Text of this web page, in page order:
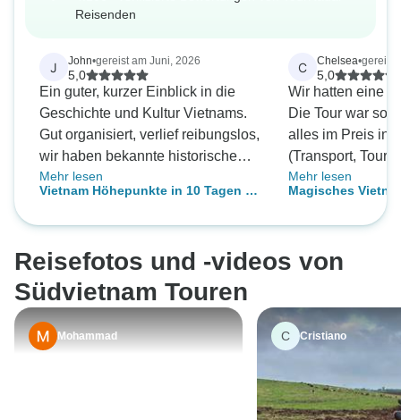
Reisenden
J John•gereist am Juni, 2026
5,0
Ein guter, kurzer Einblick in die
Geschichte und Kultur Vietnams.
Gut organisiert, verlief reibungslos,
wir haben bekannte historische
Stätten besichtigt.
Mehr lesen
Vietnam Höhepunkte in 10 Tagen -
C Chelsea•gereist
5,0
Wir hatten eine
Die Tour war so
alles im Preis
(Transport,
was es für uns
Erfahrung
Hotels waren
seriösen
über WhatsApp
schnell
Änderungen
Diese Reise ist
Mehr lesen
Magisches
Reisefotos und -videos von
Südvietnam Touren
Mohammad C Cristiano